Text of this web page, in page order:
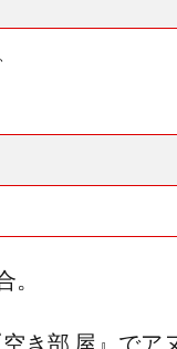
き部 屋』でア